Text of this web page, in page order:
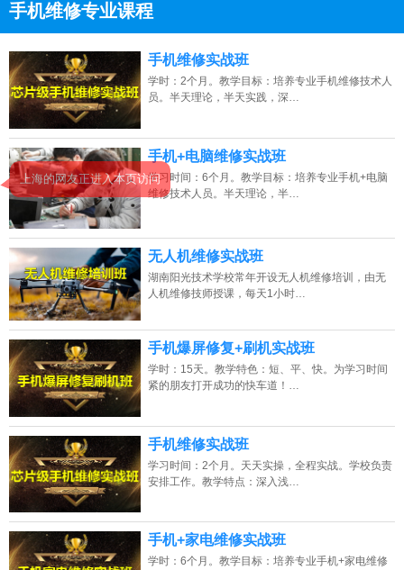
2026年8月7号_重庆_张同学（157****8400）报名:【手机维修培训班】
2026年8月7号_广东_陈同学（188****2884）报名:
2026年8月7号_江西_吴同学（183****5892）报名:【手机维修培训班】
手机维修专业课程
点击免费咨询电话：13807313137
手机维修实战班
学时：2个月。教学目标：培养专业手机维修技术人
员。半天理论，半天实践，深…
手机+电脑维修实战班
学习时间：6个月。教学目标：培养专业手机+电脑
维修技术人员。半天理论，半…
无人机维修实战班
湖南阳光技术学校常年开设无人机维修培训，由无
人机维修技师授课，每天1小时…
手机爆屏修复+刷机实战班
学时：15天。教学特色：短、平、快。为学习时间
紧的朋友打开成功的快车道！…
手机维修实战班
学习时间：2个月。天天实操，全程实战。学校负责
安排工作。教学特点：深入浅…
手机+家电维修实战班
学时：6个月。教学目标：培养专业手机+家电维修
上海的网友正进入本页访问